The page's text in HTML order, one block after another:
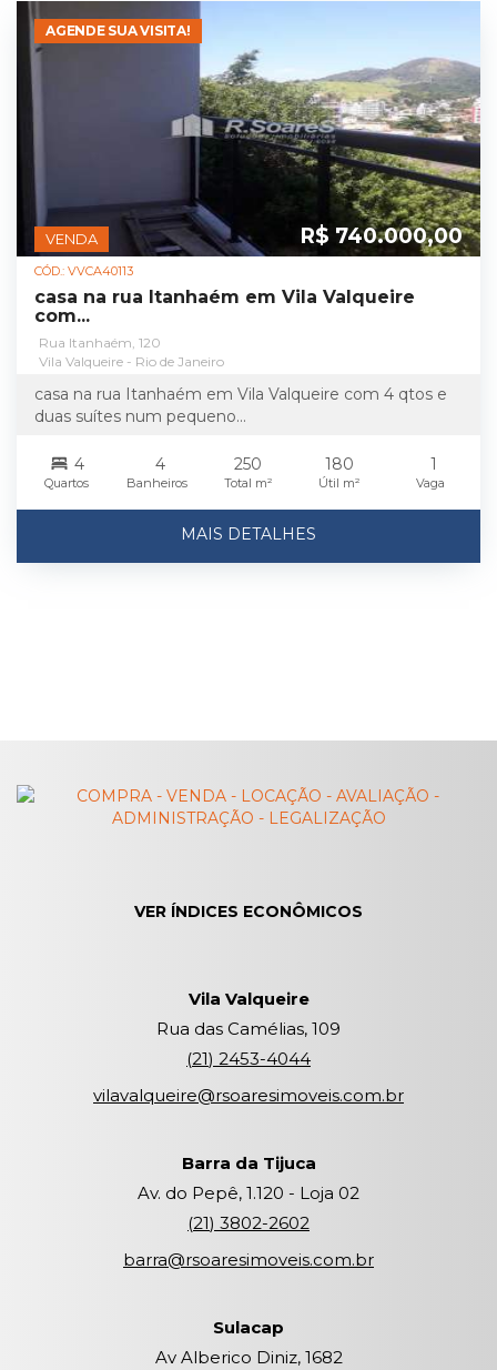
AGENDE SUA VISITA!
VENDA R$ 740.000,00
CÓD.: VVCA40113
casa na rua Itanhaém em Vila Valqueire
com...
Rua Itanhaém, 120
Vila Valqueire - Rio de Janeiro
casa na rua Itanhaém em Vila Valqueire com 4 qtos e
duas suítes num pequeno...
4
Quartos
4
Banheiros
250
Total m²
180
Útil m²
1
Vaga
MAIS DETALHES
VER ÍNDICES ECONÔMICOS
Vila Valqueire
Rua das Camélias, 109
(21) 2453-4044
vilavalqueire@rsoaresimoveis.com.br
Barra da Tijuca
Av. do Pepê, 1.120 - Loja 02
(21) 3802-2602
barra@rsoaresimoveis.com.br
Sulacap
Av Alberico Diniz, 1682